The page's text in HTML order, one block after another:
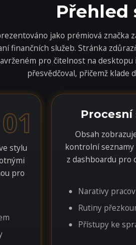
Přehled
jako prémiová
finančních služeb. Stránka
pro čitelnost na
přesvědčoval, přičemž klade
01
stylu
pro
Procesní
Obsah
kontrolní
z dashboardu pro
Narativy
Rutiny
Přístupy ke